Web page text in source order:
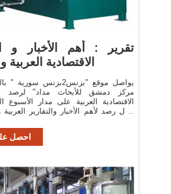
تقرير : أهم الأخبار و
الاقتصادية العربية
يواصل موقع "بزنس2بزنس
مركز دمشق للأبحاث مداد" لرصد
الاقتصادية العربية على مدار
خلال رصد لأهم الأخبار والتقارير العربية
احصل